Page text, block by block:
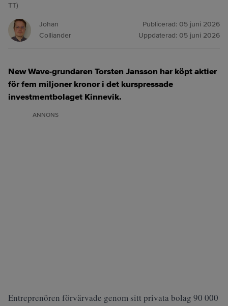
TT)
Johan
Colliander
Publicerad: 05 juni 2026
Uppdaterad: 05 juni 2026
New Wave-grundaren Torsten Jansson har köpt aktier
för fem miljoner kronor i det kurspressade
investmentbolaget Kinnevik.
ANNONS
Entreprenören förvärvade genom sitt privata bolag 90 000